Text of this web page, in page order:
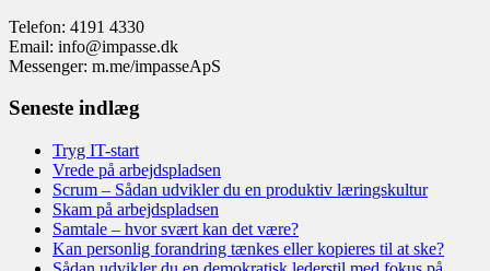
Telefon: 4191 4330
Email: info@impasse.dk
Messenger: m.me/impasseApS
Seneste indlæg
Tryg IT-start
Vrede på arbejdspladsen
Scrum – Sådan udvikler du en produktiv læringskultur
Skam på arbejdspladsen
Samtale – hvor svært kan det være?
Kan personlig forandring tænkes eller kopieres til at ske?